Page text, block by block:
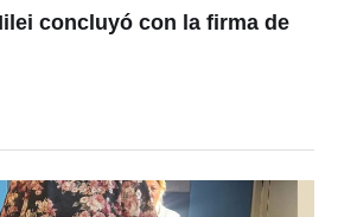
concluyó con la firma de